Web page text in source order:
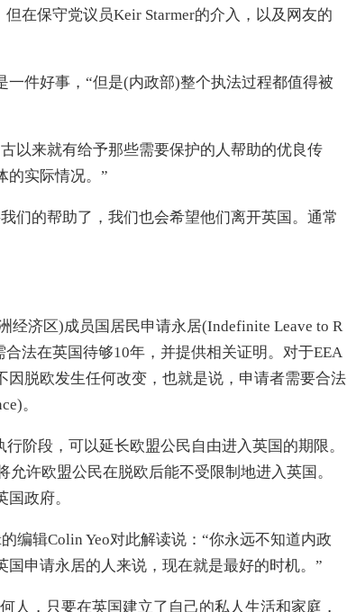
保守党议员Keir Starmer的介入，以及网友的
件好事，“但是(内政部)整个执法过程都值得被
来就有给予那些需要保护的人帮助的优良传
的实际情况。”
的帮助了，我们也会希望他们离开英国。通常
济区)成员国居民申请永居(Indefinite Leave to R
法在英国待够10年，并提供相关证明。对于EEA
因脱欧发生任何改变，也就是说，申请者需要合法
。
段，可以延长欧盟公民自由进入英国的期限。
许欧盟公民在脱欧后能不受限制地进入英国。
政府。
辑Colin Yeo对此解读说：“你永远不知道内政
申请永居的人来说，现在就是最好的时机。”
，只要在英国建立了自己的私人生活和家庭，